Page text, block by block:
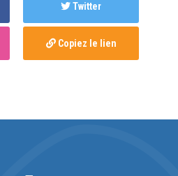
Twitter
Copiez le lien